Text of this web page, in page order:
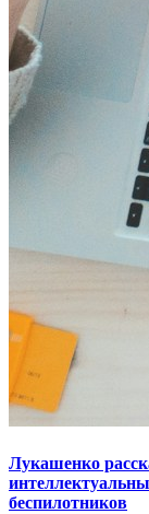
Лукашенко
беспилотников